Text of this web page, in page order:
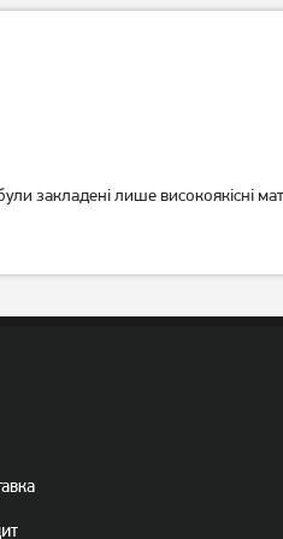
закладені лише високоякісні